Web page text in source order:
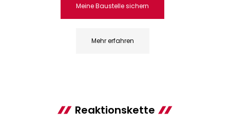
Meine Baustelle sichern
Mehr erfahren
Reaktionskette